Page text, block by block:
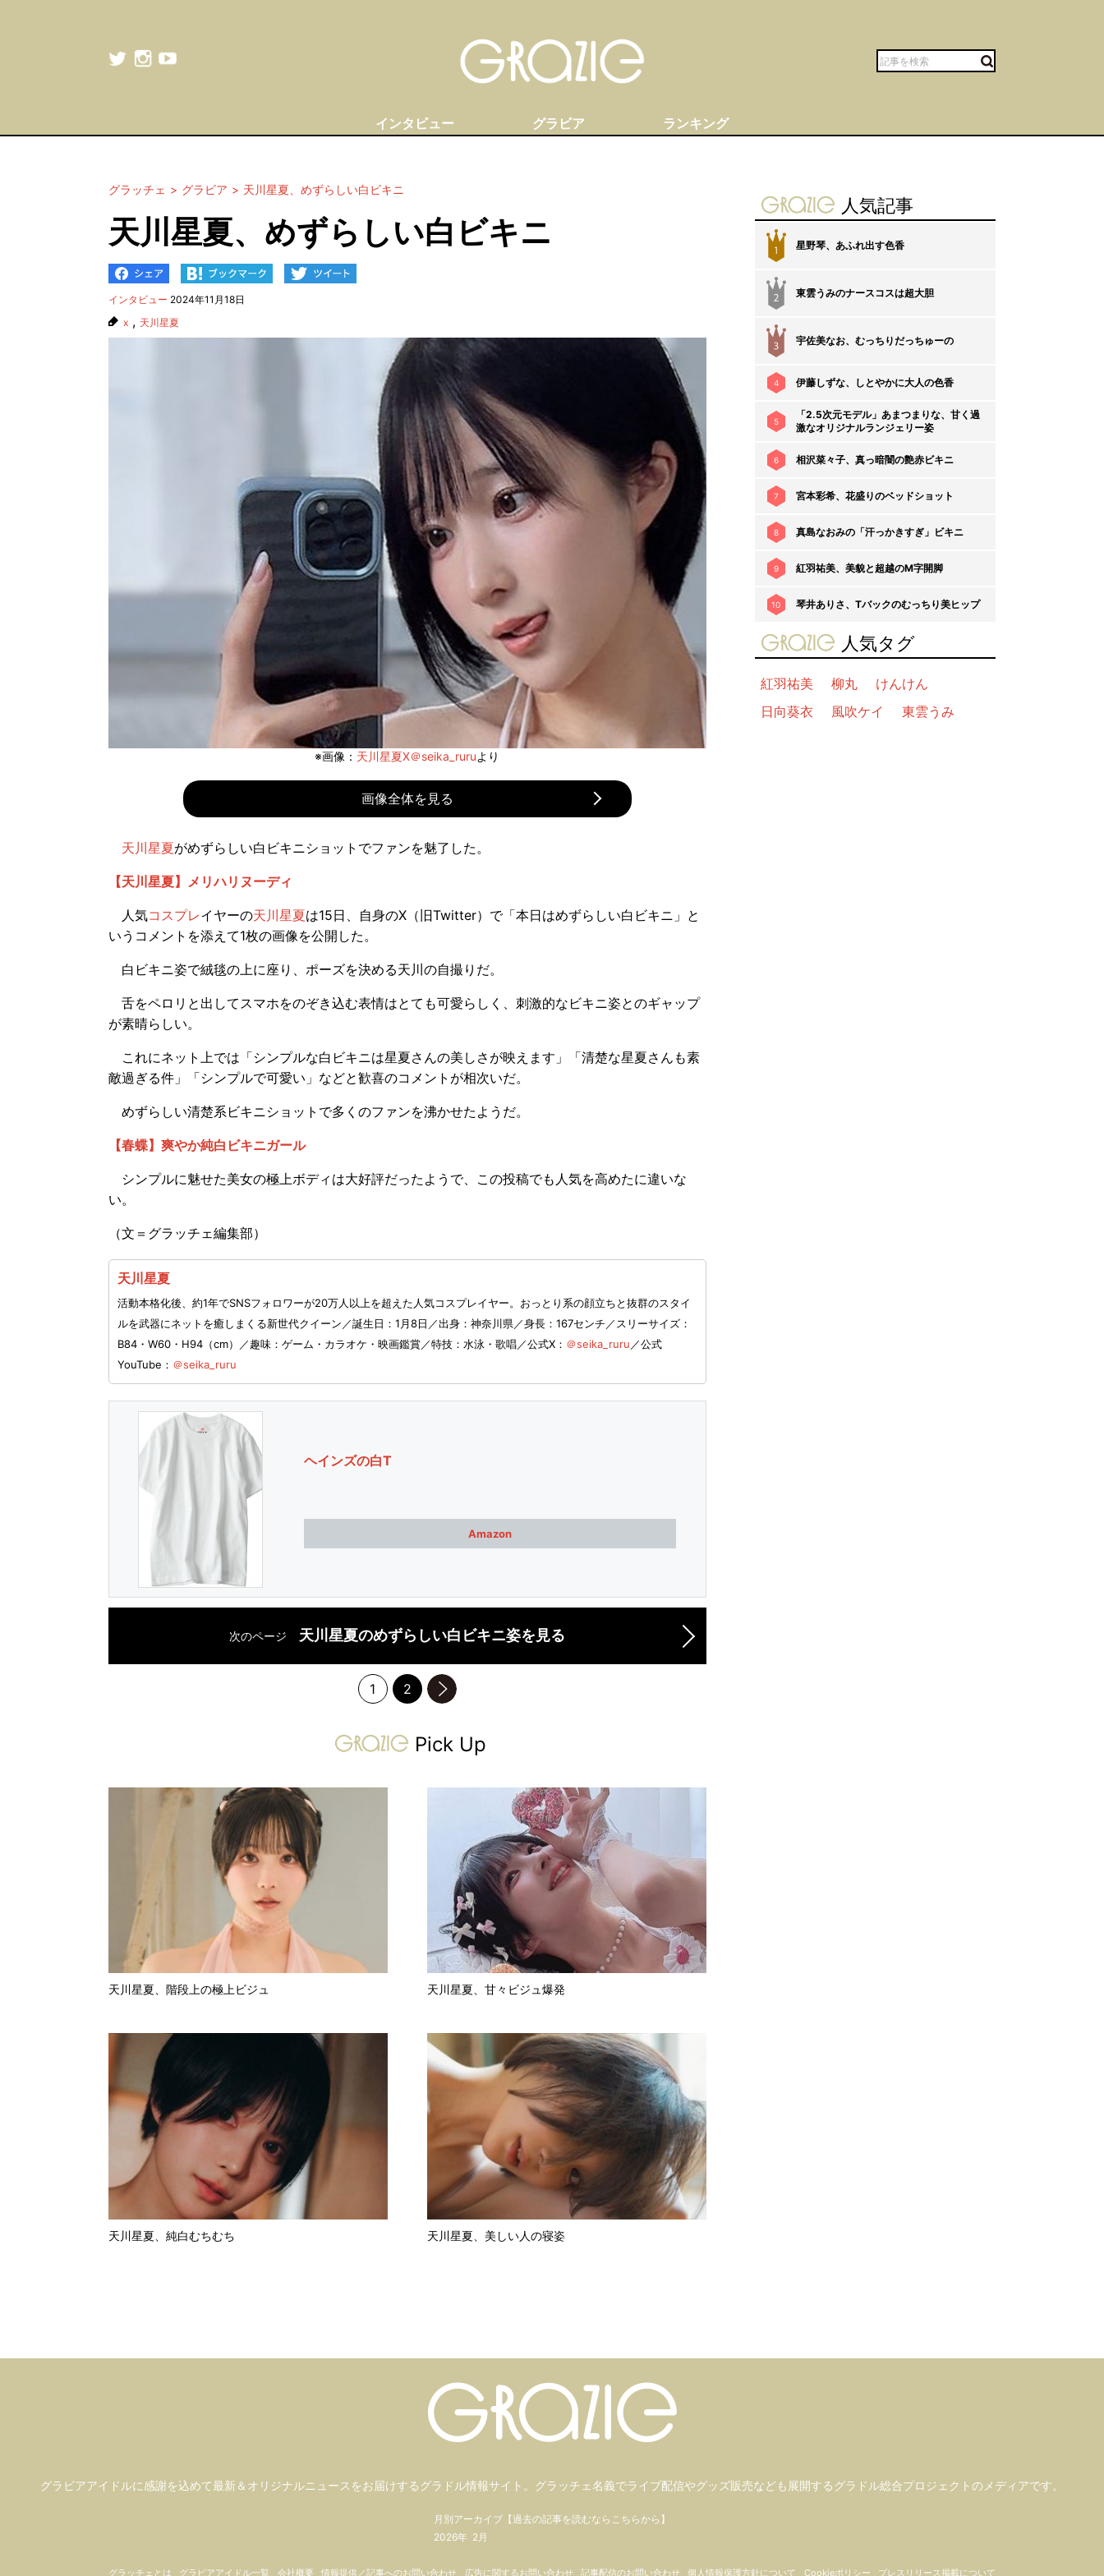
インタビュー グラビア ランキング
グラッチェ グラビア 天川星夏、めずらしい白ビキニ
天川星夏、めずらしい白ビキニ
インタビュー 2024年11月18日
x , 天川星夏
※画像： 天川星夏X＠seika_ruruより
画像全体を見る
天川星夏がめずらしい白ビキニショットでファンを魅了した。
【天川星夏】メリハリヌーディ
人気コスプレイヤーの天川星夏は15日、自身のX（旧Twitter）で「本日はめずらしい白ビキニ」と
いうコメントを添えて1枚の画像を公開した。
白ビキニ姿で絨毯の上に座り、ポーズを決める天川の自撮りだ。
舌をペロリと出してスマホをのぞき込む表情はとても可愛らしく、刺激的なビキニ姿とのギャップ
が素晴らしい。
これにネット上では「シンプルな白ビキニは星夏さんの美しさが映えます」「清楚な星夏さんも素
敵過ぎる件」「シンプルで可愛い」などと歓喜のコメントが相次いだ。
めずらしい清楚系ビキニショットで多くのファンを沸かせたようだ。
【春蝶】爽やか純白ビキニガール
シンプルに魅せた美女の極上ボディは大好評だったようで、この投稿でも人気を高めたに違いな
い。
（文＝グラッチェ編集部）
天川星夏
活動本格化後、約1年でSNSフォロワーが20万人以上を超えた人気コスプレイヤー。おっとり系の顔立ちと抜群のスタイ
ルを武器にネットを癒しまくる新世代クイーン／誕生日：1月8日／出身：神奈川県／身長：167センチ／スリーサイズ：
B84・W60・H94（cm）／趣味：ゲーム・カラオケ・映画鑑賞／特技：水泳・歌唱／公式X： ＠seika_ruru／公式
YouTube： ＠seika_ruru
ヘインズの白T
Amazon
次のページ 天川星夏のめずらしい白ビキニ姿を見る
1 2
次のページへ
gravure-grazie
Pick Up
天川星夏、階段上の極上ビジュ 天川星夏、甘々ビジュ爆発
天川星夏、純白むちむち 天川星夏、美しい人の寝姿
gravure-grazie
人気記事
1 星野琴、あふれ出す色香
東雲うみのナースコスは超大胆
宇佐美なお、むっちりだっちゅーの
4 伊藤しずな、しとやかに大人の色香
5
「2.5次元モデル」あまつまりな、甘く過
激なオリジナルランジェリー姿
6 相沢菜々子、真っ暗闇の艶赤ビキニ
7 宮本彩希、花盛りのベッドショット
8 真島なおみの「汗っかきすぎ」ビキニ
9 紅羽祐美、美貌と超越のM字開脚
10 琴井ありさ、Tバックのむっちり美ヒップ
gravure-grazie
人気タグ
紅羽祐美 柳丸
けんけん
日向葵衣
風吹ケイ 東雲うみ
グラビアアイドルに感謝を込めて最新＆オリジナルニュースをお届けするグラドル情報サイト。 グラッチェ名義でライブ配信やグッズ販売なども 展開するグラドル総合プロジェクトのメディアです。
月別アーカイブ【過去の記事を読むならこちらから】
2026年 2月
グラッチェとは グラビアアイドル一覧 会社概要 情報提供／記事へのお問い合わせ 広告に関するお問い合わせ 記事配信のお問い合わせ 個人情報保護方針について Cookieポリシー プレスリリース掲載について